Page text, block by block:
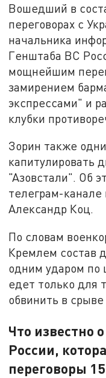
Вошедший в
переговорах с
начальника
Генштаба ВС
мощнейшим
замирением
экспрессами" и
клубки
Зорин также
капитулировать
"Азовстали". Об
телеграм-
Александр Коц.
По словам
Кремлем состав
одним ударом по
едет только для
обвинить в срыве
Что известно
России,
переговоры